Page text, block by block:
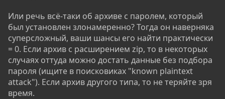
Или речь всё-таки об архиве с паролем, который
был установлен злонамеренно? Тогда он наверняка
суперсложный, ваши шансы его найти практически
= 0. Если архив с расширением zip, то в некоторых
случаях оттуда можно достать данные без подбора
пароля (ищите в поисковиках "known plaintext
attack"). Если архив другого типа, то не теряйте зря
время.